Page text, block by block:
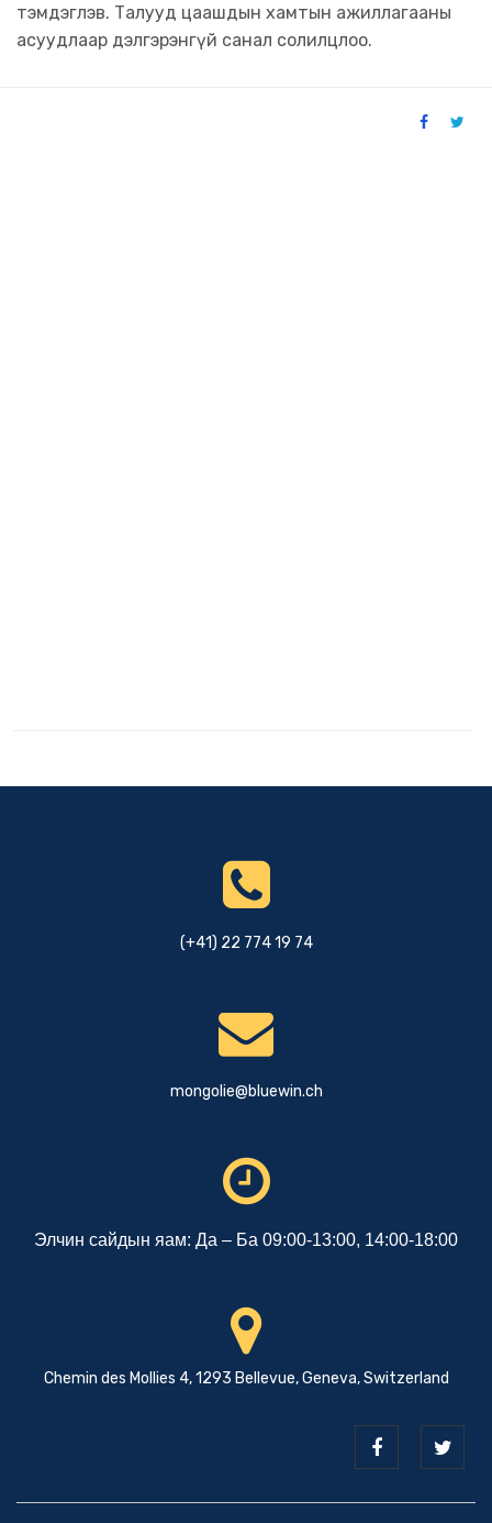
тэмдэглэв. Талууд цаашдын хамтын ажиллагааны
асуудлаар дэлгэрэнгүй санал солилцлоо.
(+41) 22 774 19 74
mongolie@bluewin.ch
Элчин сайдын яам: Да – Ба 09:00-13:00, 14:00-18:00
Chemin des Mollies 4, 1293 Bellevue, Geneva, Switzerland